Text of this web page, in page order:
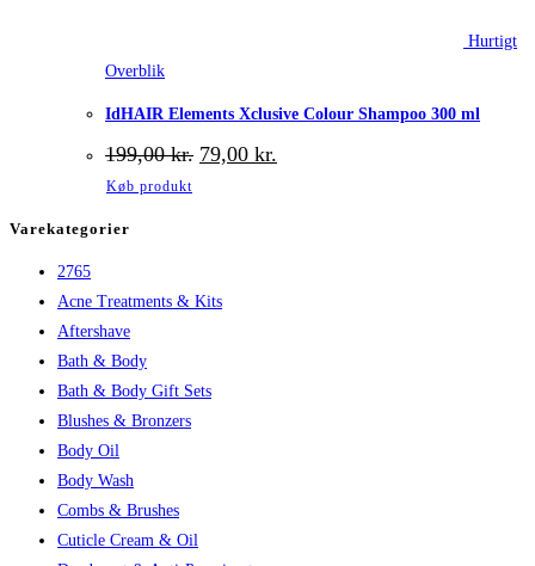
Hurtigt
Overblik
IdHAIR Elements Xclusive Colour Shampoo 300 ml
199,00kr. Den
oprindelige
79,00 kr.
aktuelle
Køb produkt
Varekategorier
2765
Acne Treatments & Kits
Aftershave
Bath & Body
Bath & Body Gift Sets
Blushes & Bronzers
Body Oil
Body Wash
Combs & Brushes
Cuticle Cream & Oil